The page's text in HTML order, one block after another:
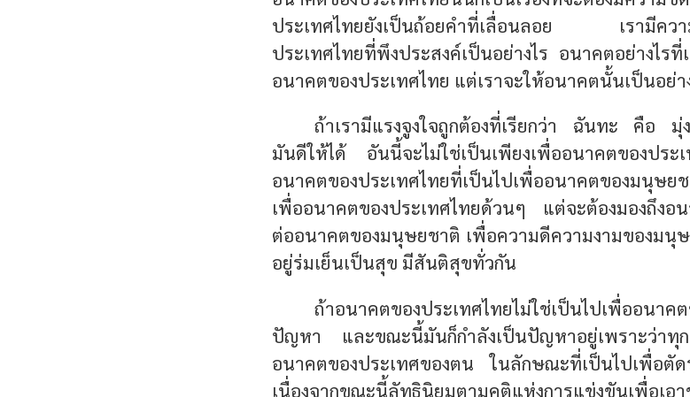
ประเทศไทยยังเป็นถ้อยคำที่เลื่อนลอย เรามีความ
ประเทศไทยที่พึงประสงค์เป็นอย่างไร อนาคตอย่างไรที่
อนาคตของประเทศไทย แต่เราจะให้อนาคตนั้นเป็นอย่า
ถ้าเรามีแรงจูงใจถูกต้องที่เรียกว่า ฉันทะ คือ มุ่
มันดีให้ได้ อันนี้จะไม่ใช่เป็นเพียงเพื่ออนาคตของปร
อนาคตของประเทศไทยที่เป็นไปเพื่ออนาคตของมนุษย
เพื่ออนาคตของประเทศไทยด้วนๆ แต่จะต้องมองถึงอ
ต่ออนาคตของมนุษยชาติ เพื่อความดีความงามของม
อยู่ร่มเย็นเป็นสุข มีสันติสุขทั่วกัน
ถ้าอนาคตของประเทศไทยไม่ใช่เป็นไปเพื่ออนา
ปัญหา และขณะนี้มันก็กำลังเป็นปัญหาอยู่เพราะว่าทุก
อนาคตของประเทศของตน ในลักษณะที่เป็นไปเพื่อตั
เนื่องจากขณะนี้ลัทธินิยมตามคติแห่งการแข่งขันเพื่อเอ